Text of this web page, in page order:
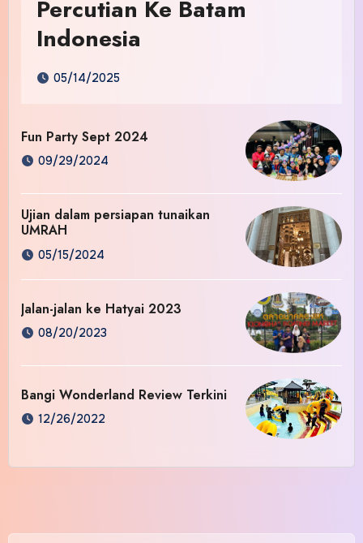
Percutian Ke Batam
Indonesia
05/14/2025
Fun Party Sept 2024
09/29/2024
Ujian dalam persiapan tunaikan
UMRAH
05/15/2024
Jalan-jalan ke Hatyai 2023
08/20/2023
Bangi Wonderland Review Terkini
12/26/2022